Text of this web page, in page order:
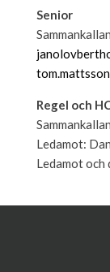
Senior
Regel och
Ledamot:
Ledamot